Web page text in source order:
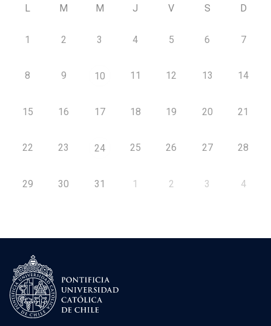
L M M J V S D
1 2 3 4 5 6 7
8 9 10 11 12 13 14
15 16 17 18 19 20 21
22 23 24 25 26 27 28
29 30 31 1 2 3 4